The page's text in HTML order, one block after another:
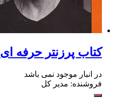
کتاب پرزنتر حرفه ای
در انبار موجود نمی باشد
فروشنده: مدیر کل